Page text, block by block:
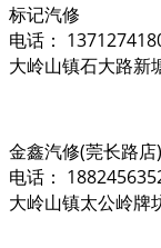
标记汽修
电话：
大岭山镇石大路新
金鑫汽修(莞长路店)
电话：
大岭山镇太公岭牌